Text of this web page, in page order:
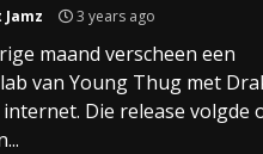
Jamz 3 years ago
maand verscheen een
van Young Thug met
Die release volgde